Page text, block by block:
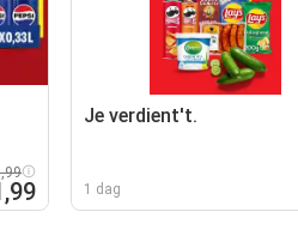
Je verdient't.
1 dag